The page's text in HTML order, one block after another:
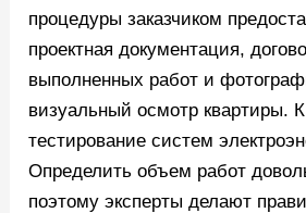
процедуры заказчиком
проектная документация,
выполненных работ и
визуальный осмотр квартиры.
тестирование систем
Определить объем работ
поэтому эксперты делают